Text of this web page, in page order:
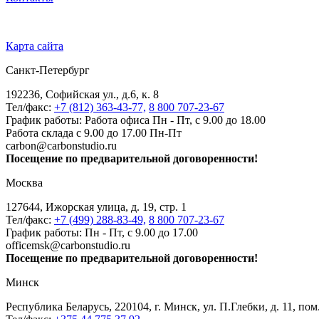
Карта сайта
Санкт-Петербург
192236, Софийская ул., д.6, к. 8
Тел/факс: +7 (812) 363-43-77, 8 800 707-23-67
График работы: Работа офиса Пн - Пт, с 9.00 до 18.00
Работа склада с 9.00 до 17.00 Пн-Пт
carbon@carbonstudio.ru
Посещение по предварительной договоренности!
Москва
127644, Ижорская улица, д. 19, стр. 1
Тел/факс: +7 (499) 288-83-49, 8 800 707-23-67
График работы: Пн - Пт, с 9.00 до 17.00
officemsk@carbonstudio.ru
Посещение по предварительной договоренности!
Минск
Республика Беларусь, 220104, г. Минск, ул. П.Глебки, д. 11,